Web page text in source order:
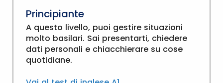
Principiante
A questo livello, puoi gestire situazioni
molto basilari. Sai presentarti, chiedere
dati personali e chiacchierare su cose
quotidiane.